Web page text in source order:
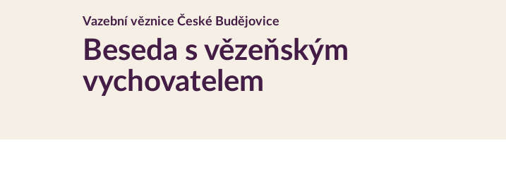
Vazební věznice České Budějovice
Beseda s vězeňským
vychovatelem